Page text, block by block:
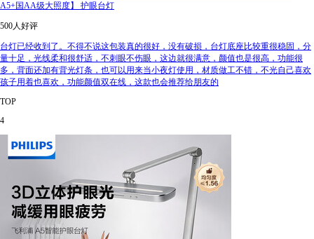
A5+国AA级大照度】 护眼台灯
500人好评
台灯已经收到了。不得不说这包装真的很好，没有破损，台灯底座比较重很稳固，分
量十足，光线柔和很舒适，不刺眼不伤眼，这边就很满意，颜值也是很高，功能很
多，背面还加有背光灯条，也可以用来当小夜灯使用，材质做工不错，不光自己喜欢
孩子用着也喜欢，功能颜值双在线，这款也会推荐给朋友的
TOP
4